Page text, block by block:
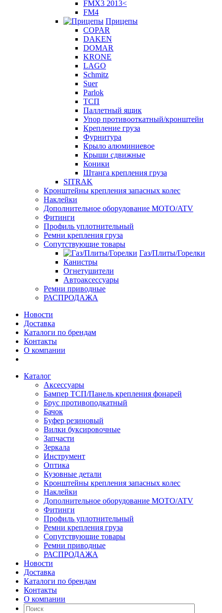
FMX3 2013<
FM4
Прицепы
COPAR
DAKEN
DOMAR
KRONE
LAGO
Schmitz
Suer
Parlok
ТСП
Паллетный ящик
Упор противооткатный/кронштейн
Крепление груза
Фурнитура
Крыло алюминиевое
Крыши сдвижные
Коники
Штанга крепления груза
SITRAK
Кронштейны крепления запасных колес
Наклейки
Дополнительное оборудование MOTO/ATV
Фитинги
Профиль уплотнительный
Ремни крепления груза
Сопутствующие товары
Газ/Плиты/Горелки
Канистры
Огнетушители
Автоаксессуары
Ремни приводные
РАСПРОДАЖА
Новости
Доставка
Каталоги по брендам
Контакты
О компании
Каталог
Аксессуары
Бампер ТСП/Панель крепления фонарей
Брус противоподкатный
Бачок
Буфер резиновый
Вилки буксировочные
Запчасти
Зеркала
Инструмент
Оптика
Кузовные детали
Кронштейны крепления запасных колес
Наклейки
Дополнительное оборудование MOTO/ATV
Фитинги
Профиль уплотнительный
Ремни крепления груза
Сопутствующие товары
Ремни приводные
РАСПРОДАЖА
Новости
Доставка
Каталоги по брендам
Контакты
О компании